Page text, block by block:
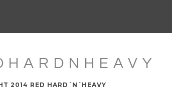
2014 RED HARD´N´HEAVY